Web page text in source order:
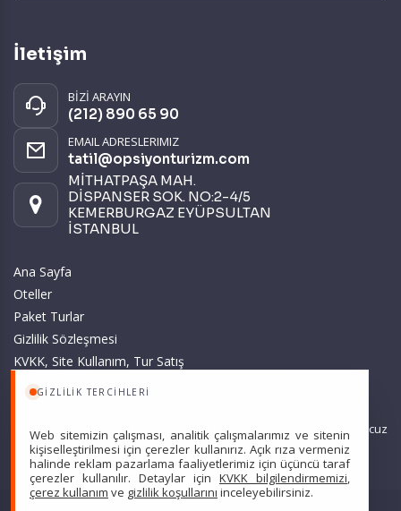
GIZLILIK TERCIHLERI
Web sitemizin çalışması, analitik çalışmalarımız ve sitenin
kişiselleştirilmesi için çerezler kullanırız. Açık rıza vermeniz
halinde reklam pazarlama faaliyetlerimiz için üçüncü taraf
çerezler kullanılır. Detaylar için KVKK bilgilendirmemizi,
çerez kullanım ve gizlilik koşullarını inceleyebilirsiniz.
İletişim
BİZİ ARAYIN
(212) 890 65 90
EMAIL ADRESLERIMIZ
tatil@opsiyonturizm.com
MİTHATPAŞA MAH.
DİSPANSER SOK. NO:2-4/5
KEMERBURGAZ EYÜPSULTAN
İSTANBUL
Ana Sayfa
Oteller
Paket Turlar
Gizlilik Sözleşmesi
KVKK, Site Kullanım, Tur Satış
Sitemizde anılan tüm fiyatlar, geçerli kartlar ile tek ödemede, en ucuz
başlangıç fiyatlardır ve yeterli kontenjan olması durumunda
geçerlidir.